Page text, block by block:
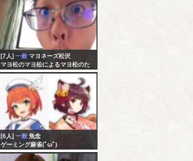
[7人] 一般 マヨネーズ松沢
マヨ松のマヨ松によるマヨ松のた
めの配信
[6人] 一般 魚念
ゲーミング麻雀(ﾟωﾟ)